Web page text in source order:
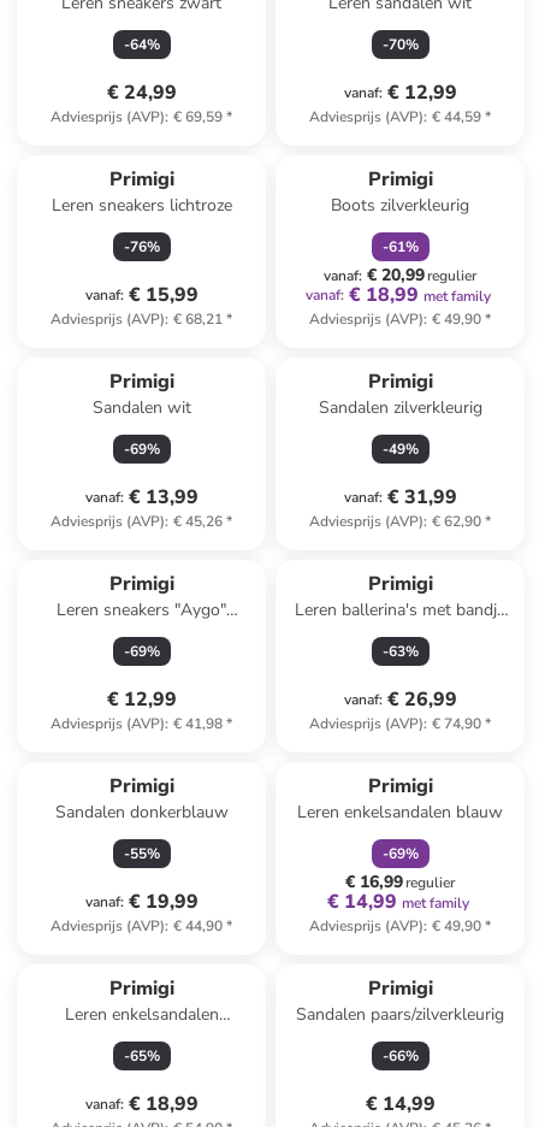
-64%
€ 24,99
Adviesprijs (AVP): € 69,59*
-70%
vanaf: € 12,99
Adviesprijs (AVP): € 44,59*
Primigi
Leren sneakers lichtroze
-76%
vanaf: € 15,99
Adviesprijs (AVP): € 68,21*
Primigi
Boots zilverkleurig
-61%
vanaf: € 20,99regulier
vanaf: € 18,99 met family
Adviesprijs (AVP): € 49,90*
Primigi
Sandalen wit
-69%
vanaf: € 13,99
Adviesprijs (AVP): € 45,26*
Primigi
Sandalen zilverkleurig
-49%
vanaf: € 31,99
Adviesprijs (AVP): € 62,90*
Primigi
Leren sneakers "Aygo"
donkerblauw
-69%
€ 12,99
Adviesprijs (AVP): € 41,98*
Primigi
Leren ballerina's met bandje
wit
-63%
vanaf: € 26,99
Adviesprijs (AVP): € 74,90*
Primigi
Sandalen donkerblauw
-55%
vanaf: € 19,99
Adviesprijs (AVP): € 44,90*
Primigi
Leren enkelsandalen blauw
-69%
€ 16,99regulier
€ 14,99 met family
Adviesprijs (AVP): € 49,90*
Primigi
Leren enkelsandalen
donkerblauw
-65%
vanaf: € 18,99
Primigi
Sandalen paars/zilverkleurig
-66%
€ 14,99